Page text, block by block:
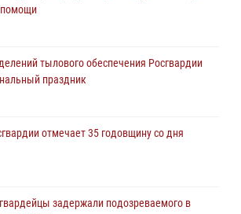
помощи
тылового обеспечения Росгвардии
праздник
отмечает 35 годовщину со дня
задержали подозреваемого в